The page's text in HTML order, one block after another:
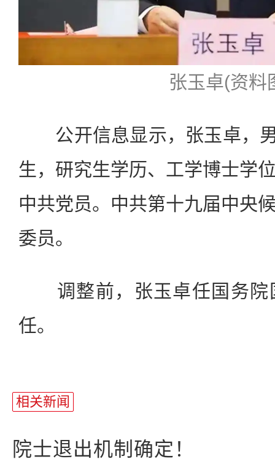
张玉卓(资料
公开信息显示，张玉卓，
生，研究生学历、工学博士学
中共党员。中共第十九届中央
委员。
调整前，张玉卓任国务院
任。
相关新闻
院士退出机制确定！